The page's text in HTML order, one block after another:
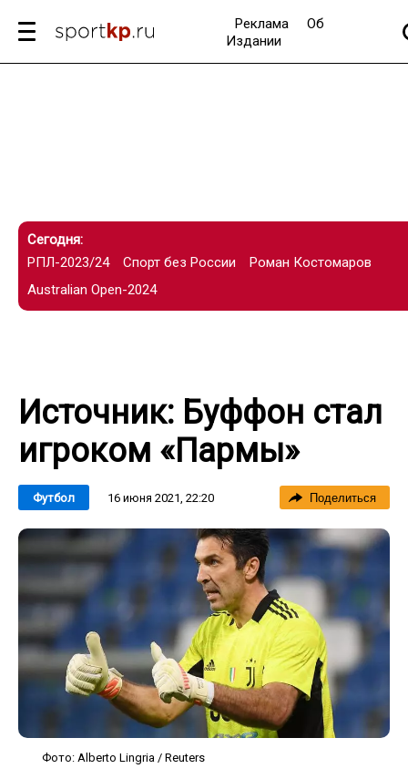
Реклама
Об
Издании
Сегодня:
РПЛ-2023/24
Спорт без России
Роман Костомаров
Australian Open-2024
Источник: Буффон стал
игроком «Пармы»
Футбол 16 июня 2021, 22:20 Поделиться
Фото: Alberto Lingria / Reuters